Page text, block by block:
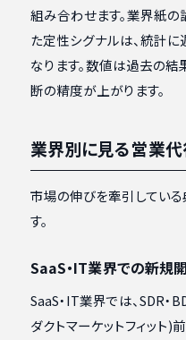
組み合わせます。業界紙
た定性シグナルは、統計
なります。数値は過去の
断の精度が上がります。
業界別に見る営業
市場の伸びを牽引してい
す。
SaaS・IT業界での新規
SaaS・IT業界では、SDR
ダクトマーケットフィット